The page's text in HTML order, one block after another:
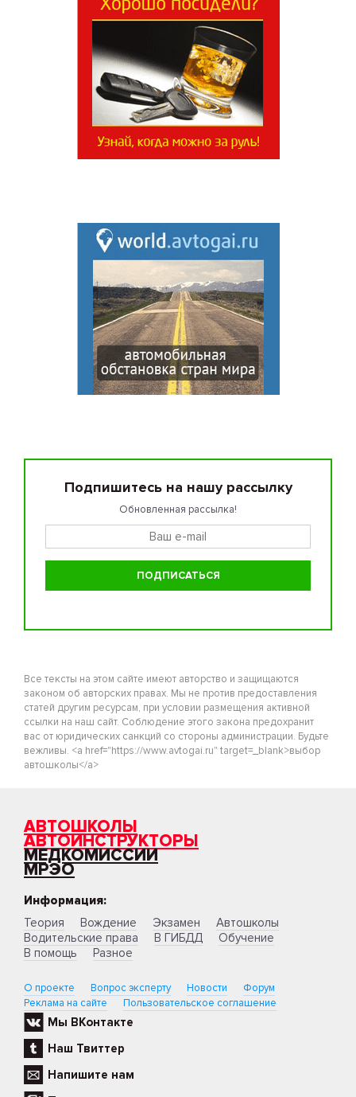
Подпишитесь на нашу рассылку
Обновленная рассылка!
Все тексты на этом сайте имеют авторство и защищаются
законом об авторских правах. Мы не против предоставления
статей другим ресурсам, при условии размещения активной
ссылки на наш сайт. Соблюдение этого закона предохранит
вас от юридических санкций со стороны администрации. Будьте
вежливы. <a href="https://www.avtogai.ru" target=_blank>выбор
автошколы</a>
АВТОШКОЛЫ
АВТОИНСТРУКТОРЫ
МЕДКОМИССИИ
МРЭО
Информация:
Теория
Вождение Экзамен
Автошколы
Водительские права
В ГИБДД
Обучение
В помощь
Разное
О проекте Вопрос эксперту Новости
Форум
Реклама на сайте
Пользовательское соглашение
Мы ВКонтакте
Наш Твиттер
Напишите нам